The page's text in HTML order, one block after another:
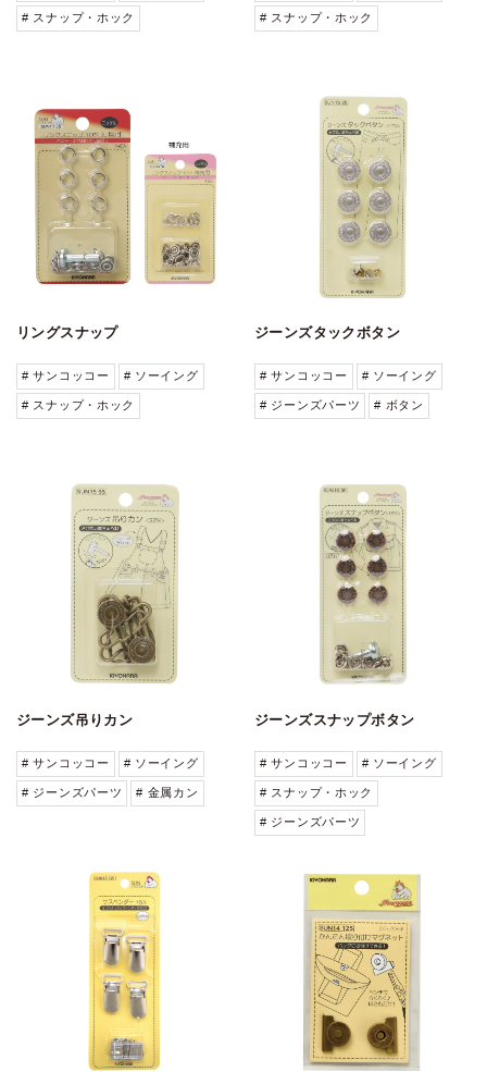
# スナップ・ホック # スナップ・ホック
リングスナップ
# サンコッコー # ソーイング
# スナップ・ホック
ジーンズタックボタン
# サンコッコー # ソーイング
# ジーンズパーツ # ボタン
ジーンズ吊りカン
# サンコッコー # ソーイング
# ジーンズパーツ # 金属カン
ジーンズスナップボタン
# サンコッコー # ソーイング
# スナップ・ホック
# ジーンズパーツ